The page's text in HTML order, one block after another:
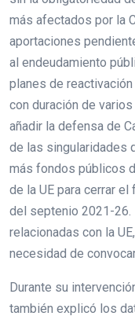
más afectados por la
aportaciones
al endeudamiento
planes de
con duración de
añadir la defensa de
de las singularidades
más fondos públicos
de la UE para cerrar
del septenio 2021-
relacionadas con la
necesidad de
Durante su
también explicó los